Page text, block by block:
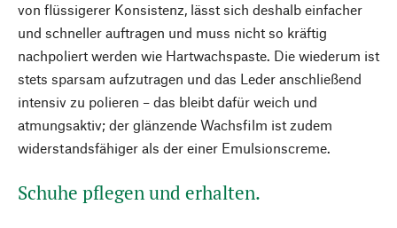
von flüssigerer Konsistenz, lässt sich deshalb einfacher
und schneller auftragen und muss nicht so kräftig
nachpoliert werden wie Hartwachspaste. Die wiederum ist
stets sparsam aufzutragen und das Leder anschließend
intensiv zu polieren – das bleibt dafür weich und
atmungsaktiv; der glänzende Wachsfilm ist zudem
widerstandsfähiger als der einer Emulsionscreme.
Schuhe pflegen und erhalten.